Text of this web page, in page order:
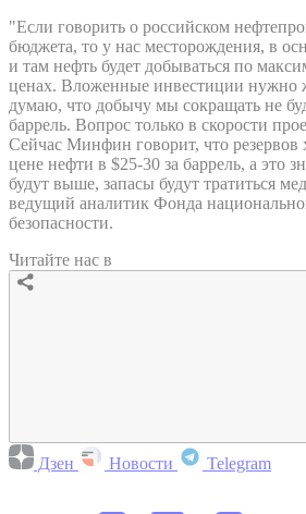
"Если говорить о российском
бюджета, то у нас месторождения, в
и там нефть будет добываться по
ценах. Вложенные инвестиции нужно
думаю, что добычу мы сокращать не
баррель. Вопрос только в скорости
Сейчас Минфин говорит, что резервов
цене нефти в $25-30 за баррель, а это
будут выше, запасы будут тратиться
ведущий аналитик Фонда
безопасности.
Читайте нас в
Дзен Новости Telegram